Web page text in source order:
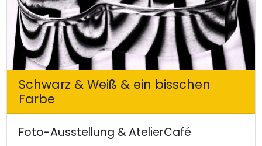
Schwarz & Weiß & ein bisschen
Farbe
Foto-Ausstellung & AtelierCafé